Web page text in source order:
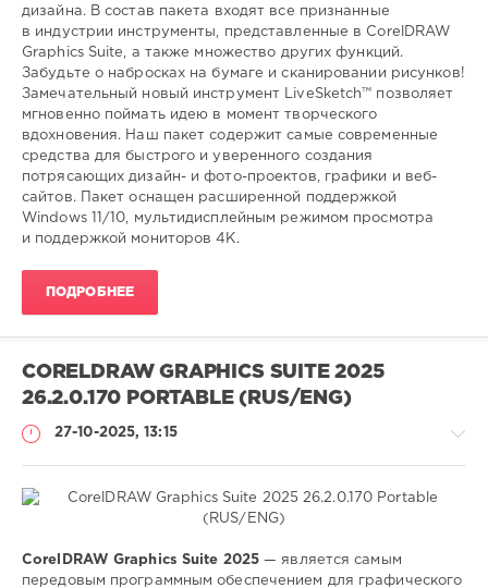
SamDel
85
0
редактор,
графического
дизайна
дизайна. В состав пакета входят все признанные
в индустрии инструменты, представленные в CorelDRAW
Graphics Suite, а также множество других функций.
Забудьте о набросках на бумаге и сканировании рисунков!
Замечательный новый инструмент LiveSketch™ позволяет
мгновенно поймать идею в момент творческого
вдохновения. Наш пакет содержит самые современные
средства для быстрого и уверенного создания
потрясающих дизайн- и фото-проектов, графики и веб-
сайтов. Пакет оснащен расширенной поддержкой
Windows 11/10, мультидисплейным режимом просмотра
и поддержкой мониторов 4K.
ПОДРОБНЕЕ
CORELDRAW GRAPHICS SUITE 2025
26.2.0.170 PORTABLE (RUS/ENG)
27-10-2025, 13:15
Софт
CorelDRAW Graphics Suite 2025 — является самым
передовым программным обеспечением для графического